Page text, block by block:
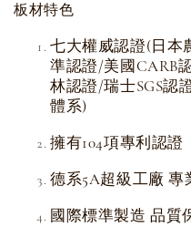
板材特色
七大權威認證(日本
準認證/美國CARB
林認證/瑞士SGS認
體系)
擁有104項專利認證
德系5A超級工廠 專
國際標準製造 品質